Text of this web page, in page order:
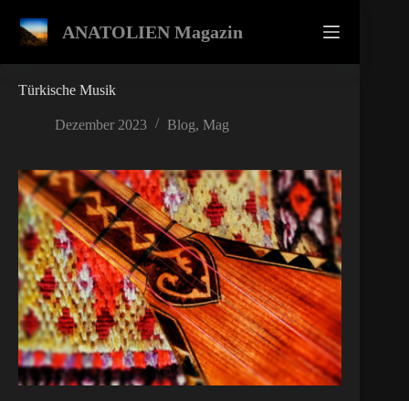
Inhalt
springen
ANATOLIEN Magazin
Türkische Musik
Dezember 2023 Blog, Mag